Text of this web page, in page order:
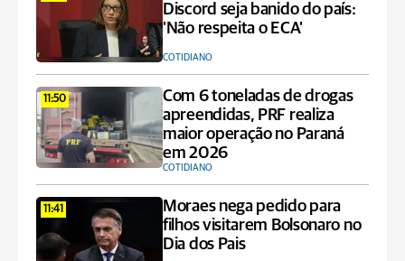
Discord seja banido do país:
'Não respeita o ECA'
COTIDIANO
11:50
Com 6 toneladas de drogas
apreendidas, PRF realiza
maior operação no Paraná
em 2026
COTIDIANO
11:41
Moraes nega pedido para
filhos visitarem Bolsonaro no
Dia dos Pais